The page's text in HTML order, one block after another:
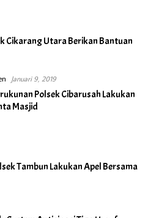
Cikarang Utara Berikan Bantuan
Januari 9, 2019
Polsek Cibarusah Lakukan
Masjid
Tambun Lakukan Apel Bersama